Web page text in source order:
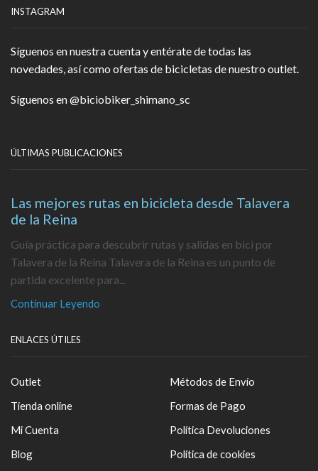
INSTAGRAM
Síguenos en nuestra cuenta y entérate de todas las
novedades, así como ofertas de bicicletas de nuestro outlet.
Síguenos en@biciobiker_shimano_sc
ÚLTIMAS PUBLICACIONES
Las mejores rutas en bicicleta desde Talavera
de la Reina
Guía práctica para descubrir rutas y salidas en bici por
Talavera de la Reina Talavera de la Reina es un punto de
partida excelente para...
Continuar Leyendo
ENLACES ÚTILES
Outlet
Tienda online
Mi Cuenta
Blog
Métodos de Envío
Formas de Pago
Política Devoluciones
Política de cookies